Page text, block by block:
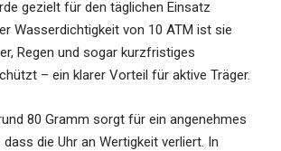
gezielt für den täglichen Einsatz
Wasserdichtigkeit von 10 ATM ist sie
Regen und sogar kurzfristiges
– ein klarer Vorteil für aktive Träger.
80 Gramm sorgt für ein angenehmes
die Uhr an Wertigkeit verliert. In